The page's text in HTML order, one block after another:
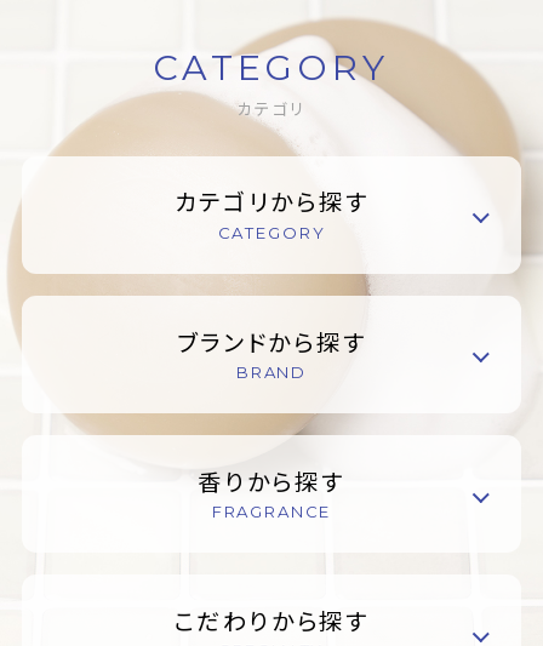
CATEGORY
カテゴリ
カテゴリから探す
CATEGORY
ブランドから探す
BRAND
香りから探す
FRAGRANCE
こだわりから探す